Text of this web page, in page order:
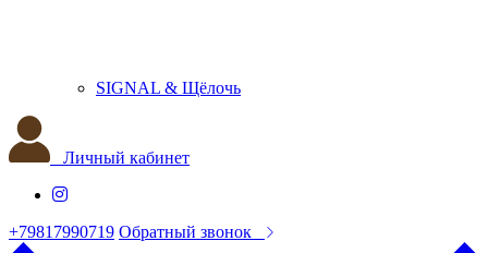
SIGNAL & Щёлочь
Личный кабинет
+79817990719 Обратный звонок